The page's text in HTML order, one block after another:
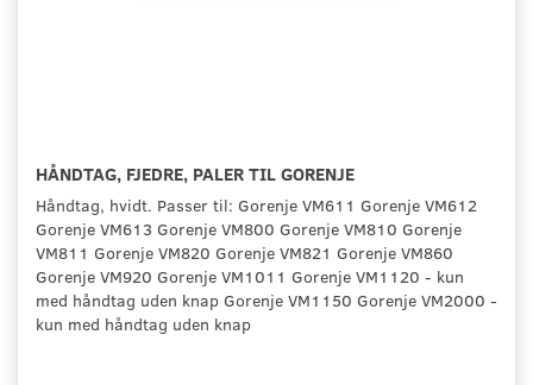
HÅNDTAG, FJEDRE, PALER TIL GORENJE
Håndtag, hvidt. Passer til: Gorenje VM611 Gorenje VM612
Gorenje VM613 Gorenje VM800 Gorenje VM810 Gorenje
VM811 Gorenje VM820 Gorenje VM821 Gorenje VM860
Gorenje VM920 Gorenje VM1011 Gorenje VM1120 - kun
med håndtag uden knap Gorenje VM1150 Gorenje VM2000 -
kun med håndtag uden knap